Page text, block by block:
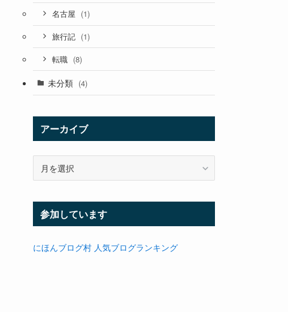
名古屋 (1)
旅行記 (1)
転職 (8)
未分類 (4)
アーカイブ
イ
ブ参加しています
にほんブログ村 人気ブログランキング